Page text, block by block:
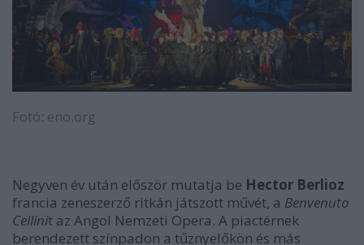
Fotó: eno.org
Negyven év után először mutatja be Hector Berlioz
francia zeneszerző ritkán játszott művét, a Benvenuto
Cellinit az Angol Nemzeti Opera. A piactérnek
berendezett színpadon a tűznyelőkön és más